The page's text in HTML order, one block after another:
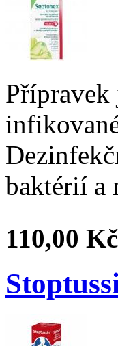
Přípravek
baktérií a
110,00 Kč